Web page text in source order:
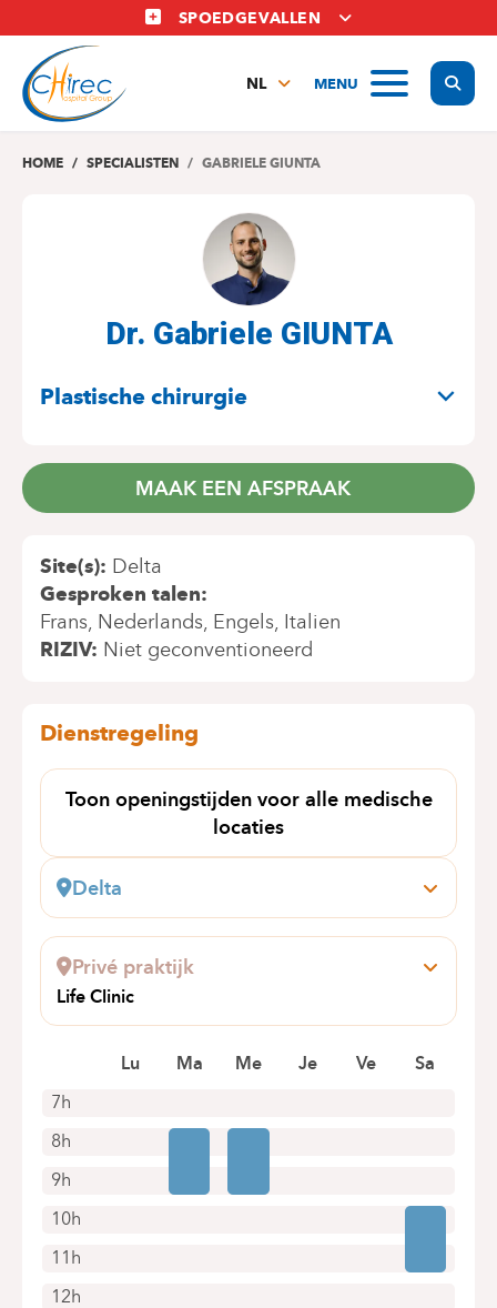
en
naar
inhoud
SPOEDGEVALLEN
MENU
NL
EN
HOME SPECIALISTEN GABRIELE GIUNTA
Dr. Gabriele GIUNTA
Plastische chirurgie
MAAK EEN AFSPRAAK
Site(s) Delta
Gesproken talen
Frans Nederlands Engels Italien
RIZIV Niet geconventioneerd
Dienstregeling
Toon openingstijden voor alle medische
locaties
Delta
Boulevard du Triomphe, 201
1160 Bruxelles (Auderghem)
Boek online een afspraak
Privé praktijk
Life Clinic
Rue d'Idalie 15
Alleen telefonische afspraken
7h
8h
9h
10h
11h
12h
Lu Ma Me Je Ve Sa